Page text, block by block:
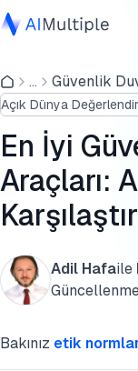
Ajanik Yapay
Siber güvenlik
Veri
Kurumsal
Hizmetler
Bize
... Güvenlik
Açık Dünya
En İyi
Araçları:
Adil Hafaile
Bakınız etik
En iyi 5 güvenlik
Ortak özellikler
Doğru aracı
Yerel güvenlik
Güvenlik duvarı
önemli güvenlik
İleri okuma